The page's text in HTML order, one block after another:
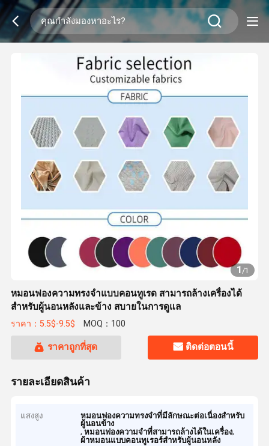
1/1
หมอนฟองความทรงจําแบบคอนทูเรด สามารถล้างเครื่องได้
สําหรับผู้นอนหลังและข้าง สบายในการดูแล
ราคา：5.5$-9.5$ MOQ：100
ราคาถูกที่สุด ติดต่อตอนนี้
รายละเอียดสินค้า
แสงสูง
หมอนฟองความทรงจําที่มีลักษณะต่อเนื่องสําหรับ
ผู้นอนข้าง
,หมอนฟองความจําที่สามารถล้างได้ในเครื่อง,
ผ้าหมอนแบบคอนทูเรอร์สําหรับผู้นอนหลัง